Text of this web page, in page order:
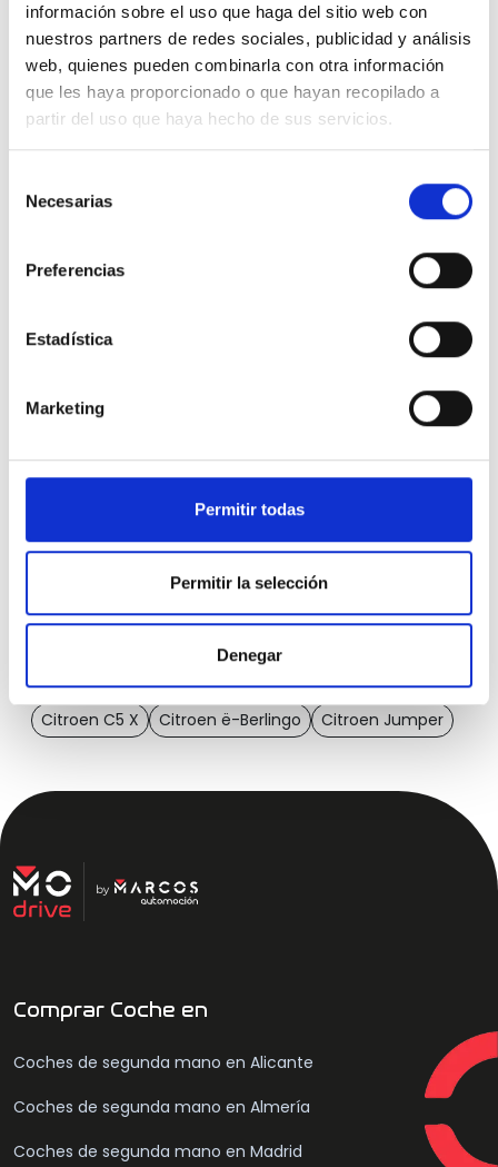
información sobre el uso que haga del sitio web con
nuestros partners de redes sociales, publicidad y análisis
web, quienes pueden combinarla con otra información
que les haya proporcionado o que hayan recopilado a
partir del uso que haya hecho de sus servicios.
Necesarias
Preferencias
Estadística
Marketing
Permitir todas
Permitir la selección
Denegar
Precio financiado 100%
30.000€ Desde 467,01€ /mes
31.000 €
Ver ficha
Citroen Berlingo en Murcia
Citroen Berlingo en Valencia
Otros filtros por modelo
Citroen C3 Citroen C3 Aircross
Citroen C3 Origin
Citroen C4 Cactus
Citroen C5 Aircross
Citroen C5 Aircross Hybrid
Citroen C5 X
Citroen ë-Berlingo Citroen Jumper
Comprar Coche en
Coches de segunda mano en Alicante
Coches de segunda mano en Almería
Coches de segunda mano en Madrid